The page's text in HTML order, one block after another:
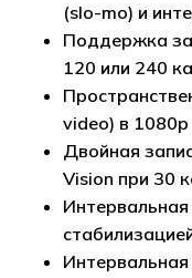
(slo-mo) и
Поддержка
120 или 240
video) в
Двойная
Vision при 30